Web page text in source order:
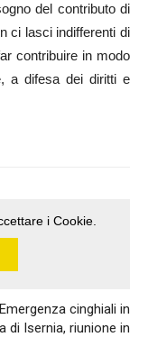
del contributo di
ci lasci indifferenti di
contribuire in modo
a difesa dei diritti e
i Cookie.
Emergenza cinghiali in
di Isernia, riunione in